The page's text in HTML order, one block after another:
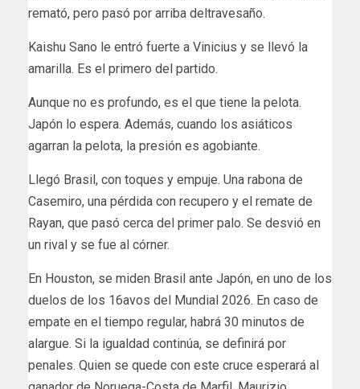
remató, pero pasó por arriba deltravesaño.
Kaishu Sano le entró fuerte a Vinicius y se llevó la
amarilla. Es el primero del partido.
Aunque no es profundo, es el que tiene la pelota.
Japón lo espera. Además, cuando los asiáticos
agarran la pelota, la presión es agobiante.
Llegó Brasil, con toques y empuje. Una rabona de
Casemiro, una pérdida con recupero y el remate de
Rayan, que pasó cerca del primer palo. Se desvió en
un rival y se fue al córner.
En Houston, se miden Brasil ante Japón, en uno de los
duelos de los 16avos del Mundial 2026. En caso de
empate en el tiempo regular, habrá 30 minutos de
alargue. Si la igualdad continúa, se definirá por
penales. Quien se quede con este cruce esperará al